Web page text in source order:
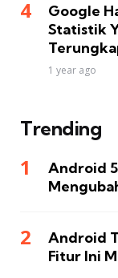
Google
Statistik
1 year ago
Trending
Android
Android
Fitur Ini